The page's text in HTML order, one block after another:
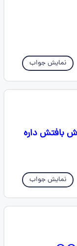
نمایش جواب
بافتش داره
نمایش جواب